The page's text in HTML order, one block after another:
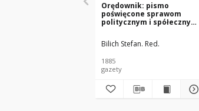
Orędownik: pismo
poświęcone sprawom
politycznym i spółecznym
Bilich Stefan. Red.
1885
gazety